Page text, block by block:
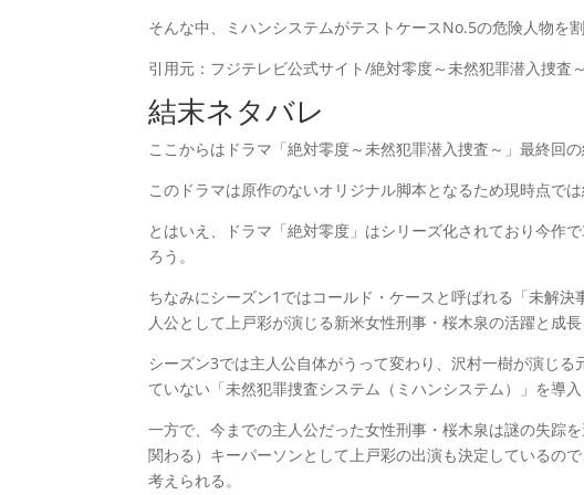
そんな中、ミハンシステムがテストケースNo.5の危険人物を
引用元：フジテレビ公式サイト/絶対零度～未然犯罪潜入捜査～
結末ネタバレ
ここからはドラマ「絶対零度～未然犯罪潜入捜査～」最終回
このドラマは原作のないオリジナル脚本となるため現時点では
とはいえ、ドラマ「絶対零度」はシリーズ化されており今作
ろう。
ちなみにシーズン1ではコールド・ケースと呼ばれる「未解
人公として上戸彩が演じる新米女性刑事・桜木泉の活躍と成長
シーズン3では主人公自体がうって変わり、沢村一樹が演じ
ていない「未然犯罪捜査システム（ミハンシステム）」を導
一方で、今までの主人公だった女性刑事・桜木泉は謎の失踪
関わる）キーパーソンとして上戸彩の出演も決定しているの
考えられる。